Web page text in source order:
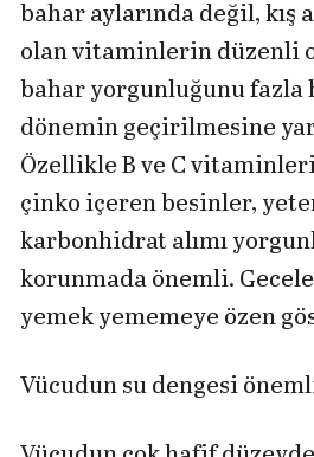
bahar aylarında değil, kış
olan vitaminlerin düzenli
bahar yorgunluğunu fazla
dönemin geçirilmesine
Özellikle B ve C
çinko içeren besinler,
karbonhidrat alımı
korunmada önemli.
yemek yememeye özen
Vücudun su dengesi